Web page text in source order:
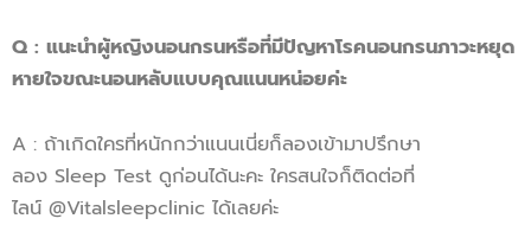
Q : แนะนำผู้หญิงนอนกรนหรือที่มีปัญหาโรคนอนกรนภาวะหยุด
หายใจขณะนอนหลับแบบคุณแนนหน่อยค่ะ
A : ถ้าเกิดใครที่หนักกว่าแนนเนี่ยก็ลองเข้ามาปรึกษา
ลอง Sleep Test ดูก่อนได้นะคะ ใครสนใจก็ติดต่อที่
ไลน์ @Vitalsleepclinic ได้เลยค่ะ